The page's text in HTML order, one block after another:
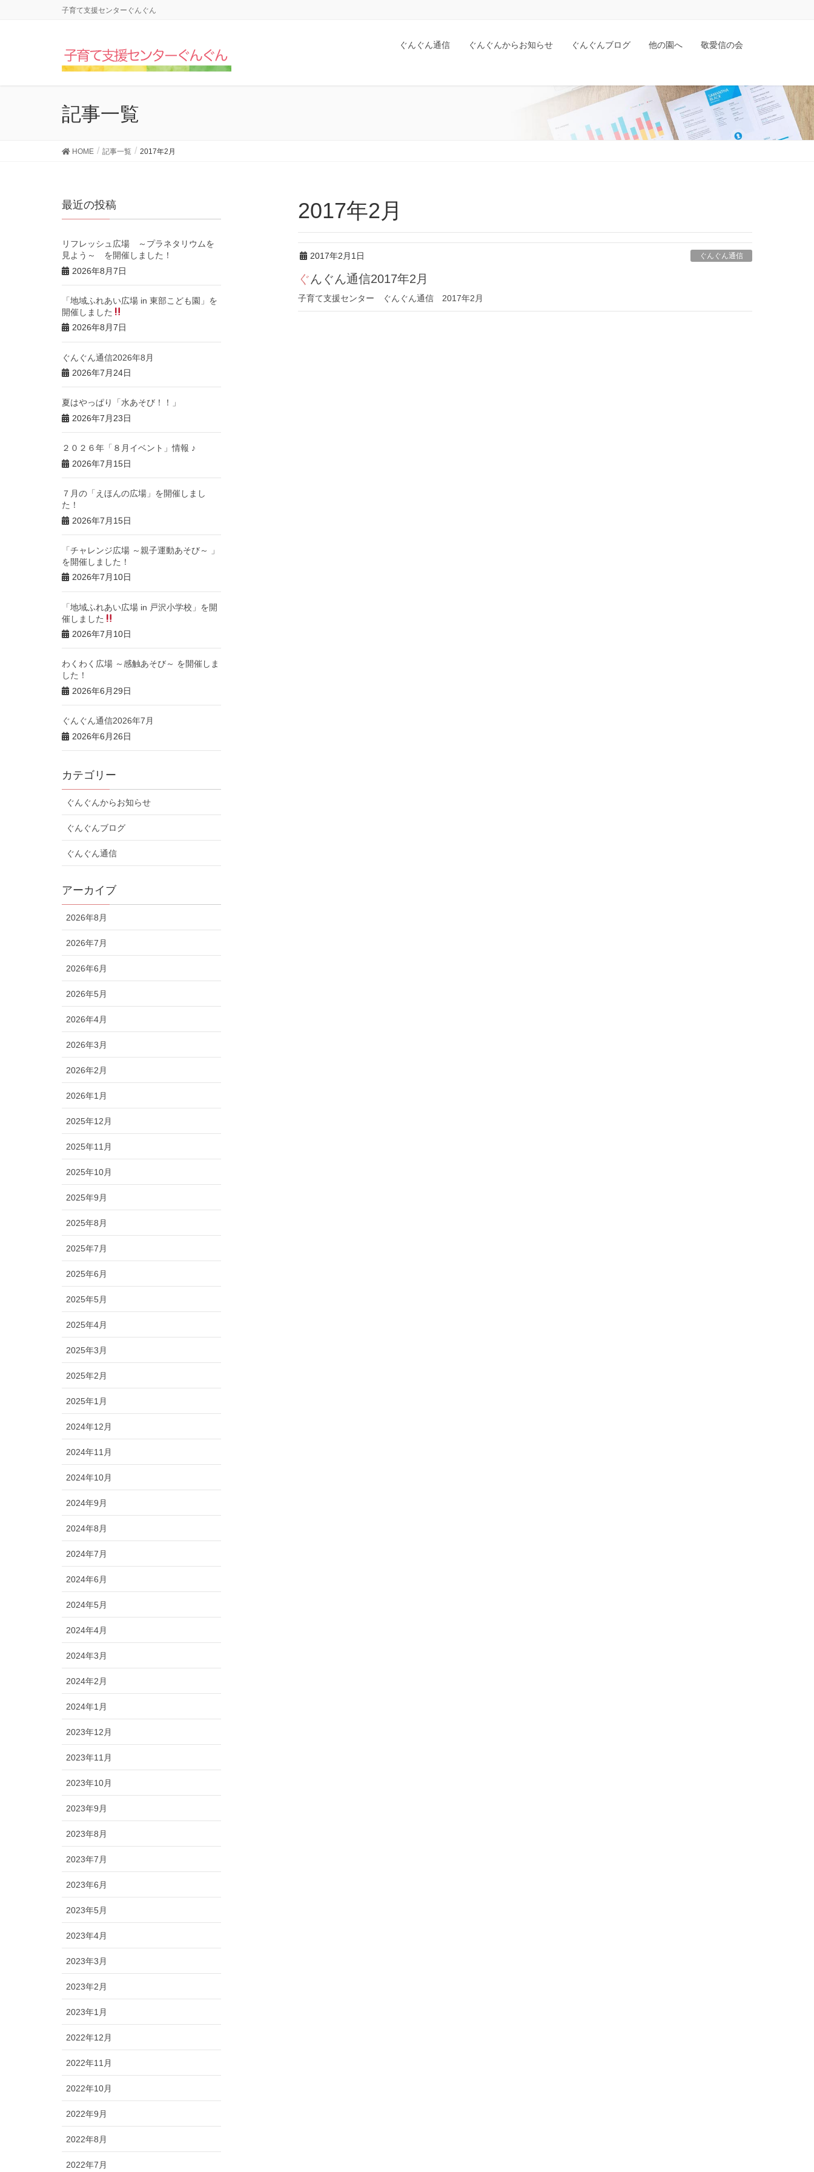
子育て支援センターぐんぐん
ぐんぐん通信 ぐんぐんからお知らせ ぐんぐんブログ 他の園へ 敬愛信の会
記事一覧
HOME 記事一覧 2017年2月
2017年2月
2017年2月1日 ぐんぐん通信
ぐんぐん通信2017年2月
子育て支援センター ぐんぐん通信 2017年2月
最近の投稿
リフレッシュ広場 ～プラネタリウムを
見よう～ を開催しました！
2026年8月7日
「地域ふれあい広場 in 東部こども園」を
開催しました
2026年8月7日
ぐんぐん通信2026年8月
2026年7月24日
夏はやっぱり「水あそび！！」
2026年7月23日
２０２６年「８月イベント」情報 ♪
2026年7月15日
７月の「えほんの広場」を開催しまし
た！
2026年7月15日
「チャレンジ広場 ～親子運動あそび～ 」
を開催しました！
2026年7月10日
「地域ふれあい広場 in 戸沢小学校」を開
催しました
2026年7月10日
わくわく広場 ～感触あそび～ を開催しま
した！
2026年6月29日
ぐんぐん通信2026年7月
2026年6月26日
カテゴリー
ぐんぐんからお知らせ
ぐんぐんブログ
ぐんぐん通信
アーカイブ
2026年8月
2026年7月
2026年6月
2026年5月
2026年4月
2026年3月
2026年2月
2026年1月
2025年12月
2025年11月
2025年10月
2025年9月
2025年8月
2025年7月
2025年6月
2025年5月
2025年4月
2025年3月
2025年2月
2025年1月
2024年12月
2024年11月
2024年10月
2024年9月
2024年8月
2024年7月
2024年6月
2024年5月
2024年4月
2024年3月
2024年2月
2024年1月
2023年12月
2023年11月
2023年10月
2023年9月
2023年8月
2023年7月
2023年6月
2023年5月
2023年4月
2023年3月
2023年2月
2023年1月
2022年12月
2022年11月
2022年10月
2022年9月
2022年8月
2022年7月